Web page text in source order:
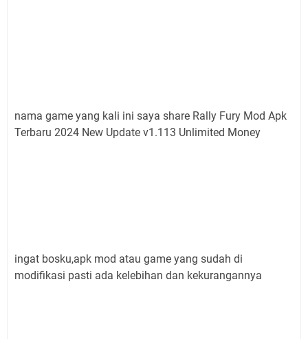
nama game yang kali ini saya share Rally Fury Mod Apk
Terbaru 2024 New Update v1.113 Unlimited Money
ingat bosku,apk mod atau game yang sudah di
modifikasi pasti ada kelebihan dan kekurangannya